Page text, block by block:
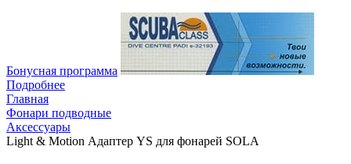
Бонусная программа
Подробнее
Главная
Фонари подводные
Аксессуары
Light & Motion Адаптер YS для фонарей SOLA